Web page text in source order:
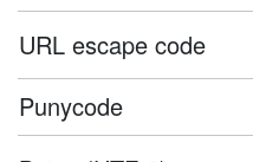
URL escape code
Punycode